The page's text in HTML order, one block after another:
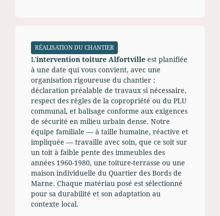
RÉALISATION DU CHANTIER
L'intervention toiture Alfortville est planifiée
à une date qui vous convient, avec une
organisation rigoureuse du chantier :
déclaration préalable de travaux si nécessaire,
respect des règles de la copropriété ou du PLU
communal, et balisage conforme aux exigences
de sécurité en milieu urbain dense. Notre
équipe familiale — à taille humaine, réactive et
impliquée — travaille avec soin, que ce soit sur
un toit à faible pente des immeubles des
années 1960-1980, une toiture-terrasse ou une
maison individuelle du Quartier des Bords de
Marne. Chaque matériau posé est sélectionné
pour sa durabilité et son adaptation au
contexte local.